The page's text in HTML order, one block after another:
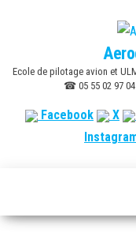
content
Ecole de pilotage avion et
☎ 05 55 02 97
Facebook X